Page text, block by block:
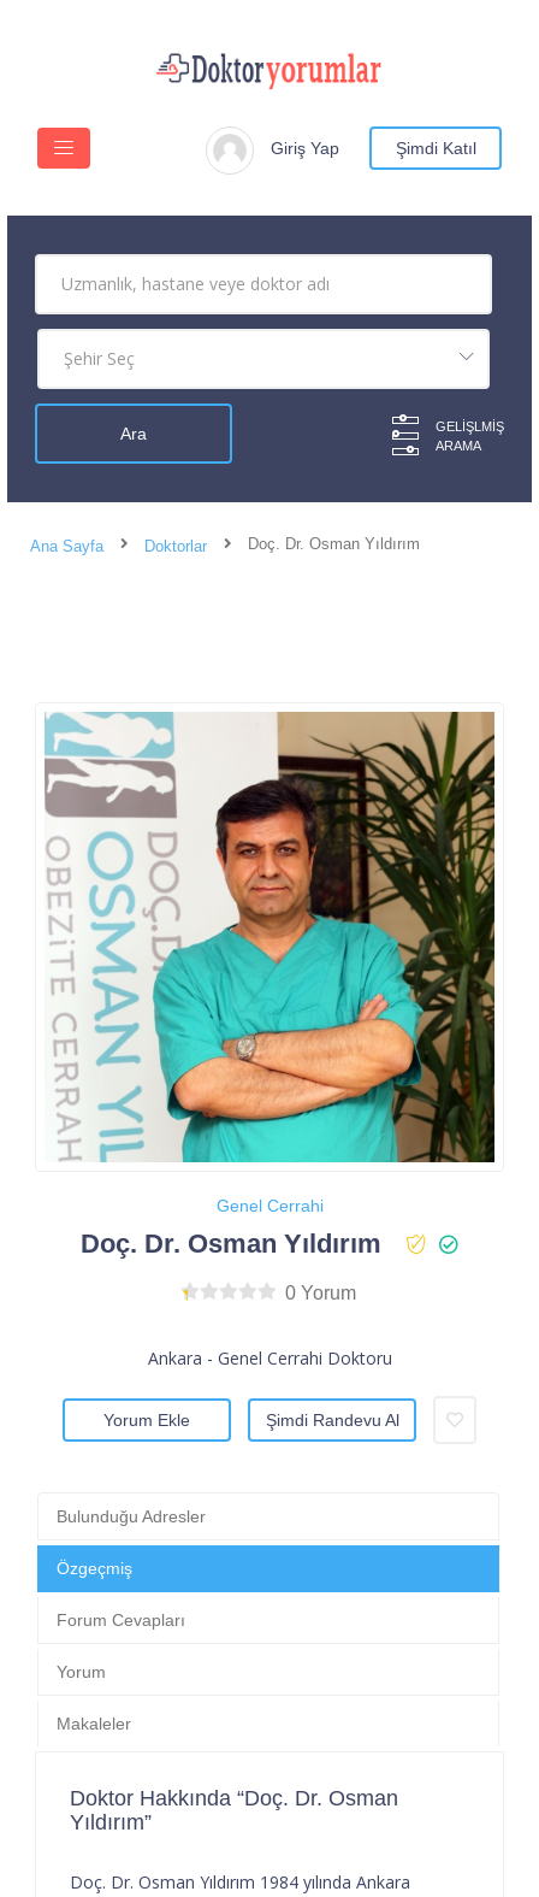
Giriş Yap Şimdi Katıl
GELIŞLMIŞ
ARAMA
Ana Sayfa Doktorlar Doç. Dr. Osman Yıldırım
Genel Cerrahi
Doç. Dr. Osman Yıldırım
0 Yorum
Ankara - Genel Cerrahi Doktoru
Yorum Ekle Şimdi Randevu Al
Bulunduğu Adresler
Özgeçmiş
Forum Cevapları
Yorum
Makaleler
Doktor Hakkında “Doç. Dr. Osman
Yıldırım”
Doç. Dr. Osman Yıldırım 1984 yılında Ankara